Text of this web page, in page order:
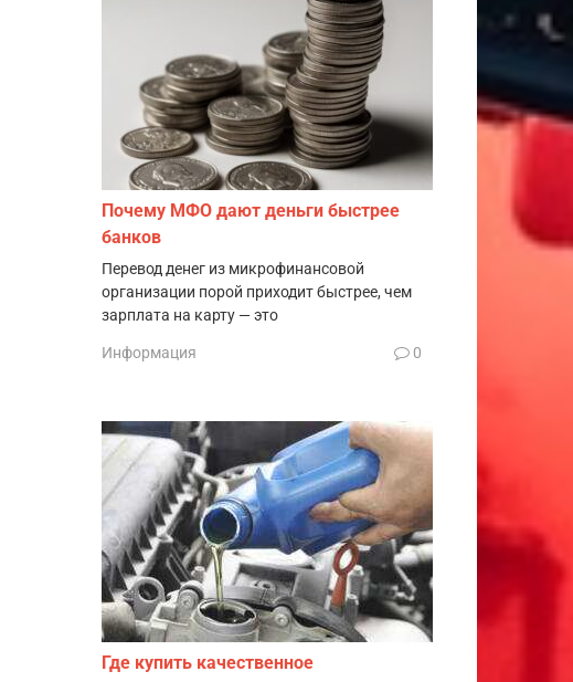
Почему МФО дают деньги быстрее
банков
Перевод денег из микрофинансовой
организации порой приходит быстрее, чем
зарплата на карту — это
Информация 0
Где купить качественное